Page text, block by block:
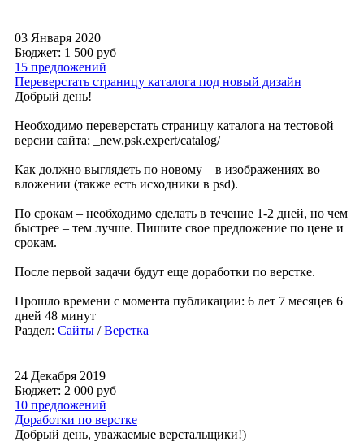
03 Января 2020
Бюджет: 1 500 руб
15 предложений
Переверстать страницу каталога под новый дизайн
Добрый день!
Необходимо переверстать страницу каталога на тестовой
версии сайта: _new.psk.expert/catalog/
Как должно выглядеть по новому – в изображениях во
вложении (также есть исходники в psd).
По срокам – необходимо сделать в течение 1-2 дней, но чем
быстрее – тем лучше. Пишите свое предложение по цене и
срокам.
После первой задачи будут еще доработки по верстке.
Прошло времени с момента публикации: 6 лет 7 месяцев 6
дней 48 минут
Раздел: Сайты /Верстка
24 Декабря 2019
Бюджет: 2 000 руб
10 предложений
Доработки по верстке
Добрый день, уважаемые верстальщики!)